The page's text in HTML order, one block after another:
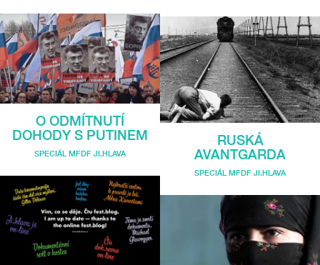
O ODMÍTNUTÍ
DOHODY S PUTINEM
SPECIÁL MFDF JI.HLAVA
RUSKÁ
AVANTGARDA
SPECIÁL MFDF JI.HLAVA